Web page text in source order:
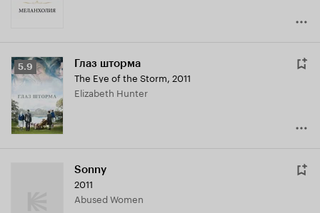
Рейтинг
Кинопоиска
5.9
5.9 Глаз шторма
The Eye of the Storm, 2011
Elizabeth Hunter
Sonny
2011
Abused Women